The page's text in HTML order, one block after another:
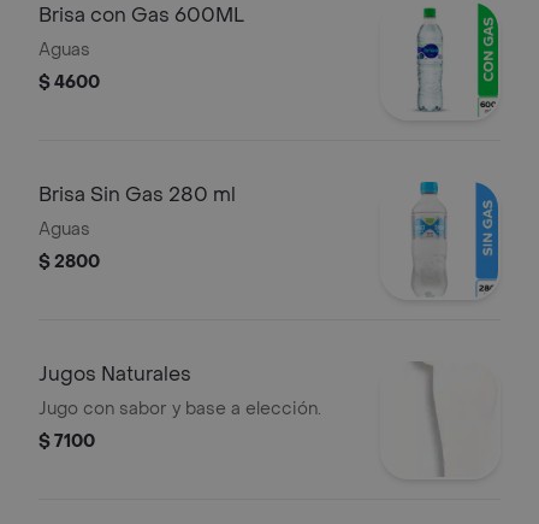
Brisa con Gas 600ML
Aguas
$ 4600
Brisa Sin Gas 280 ml
Aguas
$ 2800
Jugos Naturales
Jugo con sabor y base a elección.
$ 7100